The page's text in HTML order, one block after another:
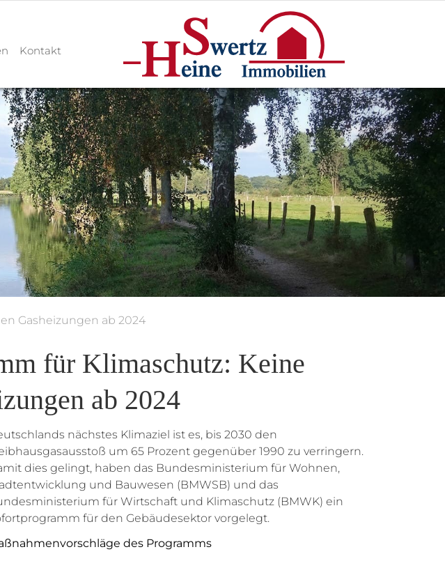
Kontakt
Gasheizungen ab 2024
für Klimaschutz: Keine
ab 2024
nächstes Klimaziel ist es, bis 2030 den
um 65 Prozent gegenüber 1990 zu verringern.
dies gelingt, haben das Bundesministerium für Wohnen,
und Bauwesen (BMWSB) und das
für Wirtschaft und Klimaschutz (BMWK) ein
für den Gebäudesektor vorgelegt.
des Programms